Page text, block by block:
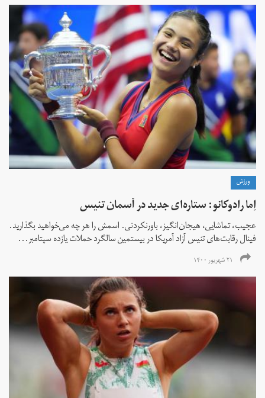
ورزش
اِما رادوکانو: ستاره‌ای جدید در آسمان تنیس
عجیب، تماشایی، هیجان‌انگیز، باورنکردنی. اسمش را هر چه می‌خواهید بگذارید.
فینال رقابت‌های تنیس آزاد آمریکا در بیستمین سالگرد حملات یازده سپتامبر...
۲۱ شهریور ۱۴۰۰